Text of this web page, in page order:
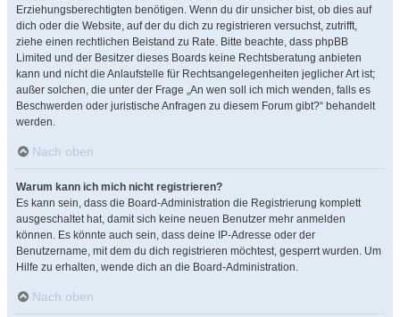
Erziehungsberechtigten benötigen. Wenn du dir unsicher bist, ob dies auf
dich oder die Website, auf der du dich zu registrieren versuchst, zutrifft,
ziehe einen rechtlichen Beistand zu Rate. Bitte beachte, dass phpBB
Limited und der Besitzer dieses Boards keine Rechtsberatung anbieten
kann und nicht die Anlaufstelle für Rechtsangelegenheiten jeglicher Art ist;
außer solchen, die unter der Frage „An wen soll ich mich wenden, falls es
Beschwerden oder juristische Anfragen zu diesem Forum gibt?“ behandelt
werden.
Nach oben
Warum kann ich mich nicht registrieren?
Es kann sein, dass die Board-Administration die Registrierung komplett
ausgeschaltet hat, damit sich keine neuen Benutzer mehr anmelden
können. Es könnte auch sein, dass deine IP-Adresse oder der
Benutzername, mit dem du dich registrieren möchtest, gesperrt wurden. Um
Hilfe zu erhalten, wende dich an die Board-Administration.
Nach oben